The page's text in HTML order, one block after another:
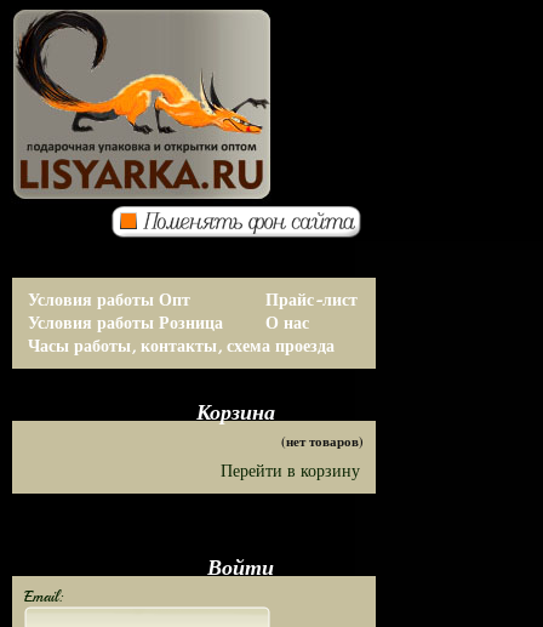
Условия работы Опт
Условия работы Розница
Прайс-лист
О нас
Часы работы, контакты, схема проезда
Корзина
(нет товаров)
Перейти в корзину
Войти
Email: